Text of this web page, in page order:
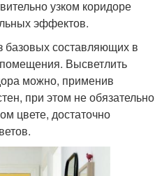
узком коридоре
эффектов.
базовых составляющих в
Высветлить
можно, применив
при этом не обязательно
цвете, достаточно